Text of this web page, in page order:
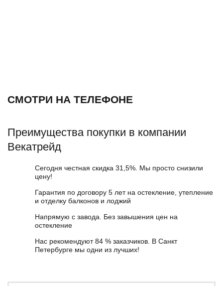
СМОТРИ НА ТЕЛЕФОНЕ
Преимущества покупки в компании
Векатрейд
Сегодня честная скидка 31,5%. Мы просто снизили
цену!
Гарантия по договору 5 лет на остекление, утепление
и отделку балконов и лоджий
Напрямую с завода. Без завышения цен на
остекление
Нас рекомендуют 84 % заказчиков. В Санкт
Петербурге мы одни из лучших!